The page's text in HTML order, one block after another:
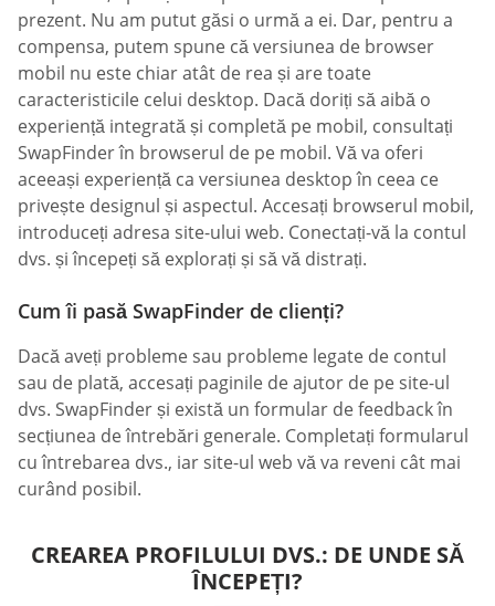
prezent. Nu am putut găsi o urmă a ei. Dar, pentru a
compensa, putem spune că versiunea de browser
mobil nu este chiar atât de rea și are toate
caracteristicile celui desktop. Dacă doriți să aibă o
experiență integrată și completă pe mobil, consultați
SwapFinder în browserul de pe mobil. Vă va oferi
aceeași experiență ca versiunea desktop în ceea ce
privește designul și aspectul. Accesați browserul mobil,
introduceți adresa site-ului web. Conectați-vă la contul
dvs. și începeți să explorați și să vă distrați.
Cum îi pasă SwapFinder de clienți?
Dacă aveți probleme sau probleme legate de contul
sau de plată, accesați paginile de ajutor de pe site-ul
dvs. SwapFinder și există un formular de feedback în
secțiunea de întrebări generale. Completați formularul
cu întrebarea dvs., iar site-ul web vă va reveni cât mai
curând posibil.
CREAREA PROFILULUI DVS.: DE UNDE SĂ
ÎNCEPEȚI?